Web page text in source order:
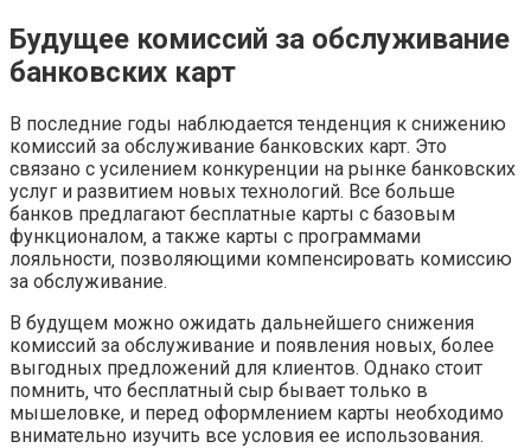
Будущее комиссий за обслуживание
банковских карт
В последние годы наблюдается тенденция к снижению
комиссий за обслуживание банковских карт. Это
связано с усилением конкуренции на рынке банковских
услуг и развитием новых технологий. Все больше
банков предлагают бесплатные карты с базовым
функционалом‚ а также карты с программами
лояльности‚ позволяющими компенсировать комиссию
за обслуживание.
В будущем можно ожидать дальнейшего снижения
комиссий за обслуживание и появления новых‚ более
выгодных предложений для клиентов. Однако стоит
помнить‚ что бесплатный сыр бывает только в
мышеловке‚ и перед оформлением карты необходимо
внимательно изучить все условия ее использования.